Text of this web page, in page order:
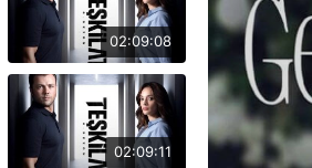
02:09:08
02:09:11